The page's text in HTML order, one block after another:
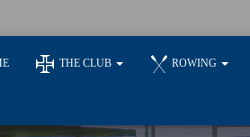
THE CLUB ROWING